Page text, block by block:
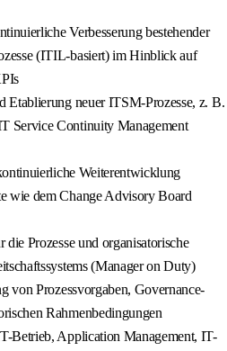
Verbesserung bestehender
(ITIL-basiert) im Hinblick auf
Etablierung neuer ITSM-Prozesse, z. B.
Service Continuity Management
Weiterentwicklung
wie dem Change Advisory Board
Prozesse und organisatorische
(Manager on Duty)
von Prozessvorgaben, Governance-
Rahmenbedingungen
Betrieb, Application Management, IT-